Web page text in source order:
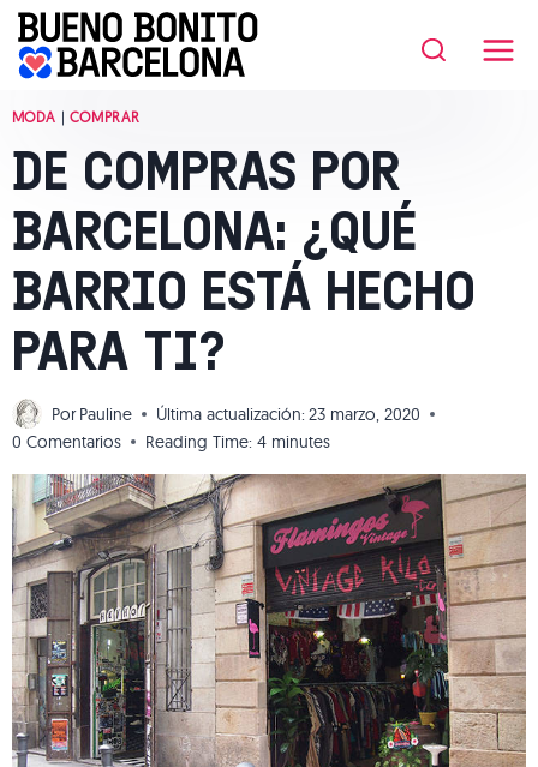
Saltar
contenido
MODA | COMPRAR
DE COMPRAS POR
BARCELONA: ¿QUÉ
BARRIO ESTÁ HECHO
PARA TI?
Por Pauline Última actualización: 23 marzo, 2020
0 Comentarios
Reading Time: 4 minutes